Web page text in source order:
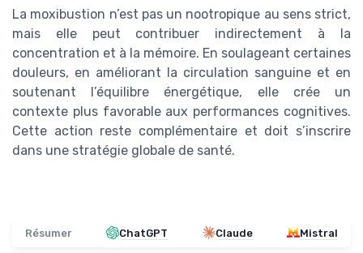
La moxibustion n’est pas un nootropique au sens strict,
mais elle peut contribuer indirectement à la
concentration et à la mémoire. En soulageant certaines
douleurs, en améliorant la circulation sanguine et en
soutenant l’équilibre énergétique, elle crée un
contexte plus favorable aux performances cognitives.
Cette action reste complémentaire et doit s’inscrire
dans une stratégie globale de santé.
Résumer ChatGPT Claude Mistral